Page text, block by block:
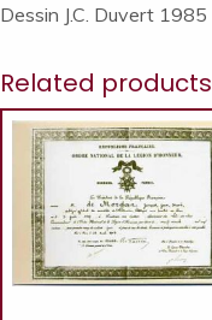
Dessin J.C. Duvert 1985
Related products